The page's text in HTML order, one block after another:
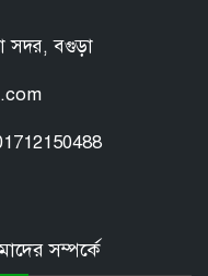
সদর, বগুড়া
সম্পর্কে